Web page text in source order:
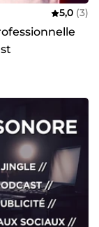
5,0 (3)